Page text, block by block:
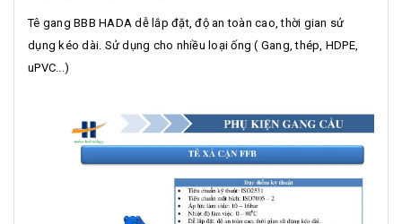
Tê gang BBB HADA dễ lắp đặt, độ an toàn cao, thời gian sử
dụng kéo dài. Sử dụng cho nhiều loại ống ( Gang, thép, HDPE,
uPVC...)